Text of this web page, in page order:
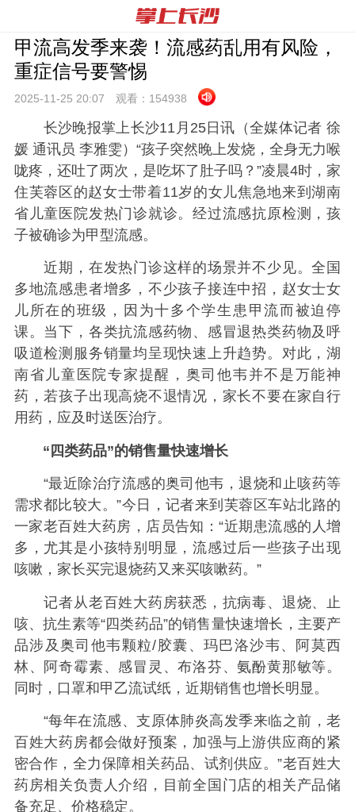
甲流高发季来袭！流感药乱用有风险，
重症信号要警惕
2025-11-25 20:07 观看： 154938
长沙晚报掌上长沙11月25日讯（全媒体记者 徐
媛 通讯员 李雅雯）“孩子突然晚上发烧，全身无力喉
咙疼，还吐了两次，是吃坏了肚子吗？”凌晨4时，家
住芙蓉区的赵女士带着11岁的女儿焦急地来到湖南
省儿童医院发热门诊就诊。经过流感抗原检测，孩
子被确诊为甲型流感。
近期，在发热门诊这样的场景并不少见。全国
多地流感患者增多，不少孩子接连中招，赵女士女
儿所在的班级，因为十多个学生患甲流而被迫停
课。当下，各类抗流感药物、感冒退热类药物及呼
吸道检测服务销量均呈现快速上升趋势。对此，湖
南省儿童医院专家提醒，奥司他韦并不是万能神
药，若孩子出现高烧不退情况，家长不要在家自行
用药，应及时送医治疗。
“四类药品”的销售量快速增长
“最近除治疗流感的奥司他韦，退烧和止咳药等
需求都比较大。”今日，记者来到芙蓉区车站北路的
一家老百姓大药房，店员告知：“近期患流感的人增
多，尤其是小孩特别明显，流感过后一些孩子出现
咳嗽，家长买完退烧药又来买咳嗽药。”
记者从老百姓大药房获悉，抗病毒、退烧、止
咳、抗生素等“四类药品”的销售量快速增长，主要产
品涉及奥司他韦颗粒/胶囊、玛巴洛沙韦、阿莫西
林、阿奇霉素、感冒灵、布洛芬、氨酚黄那敏等。
同时，口罩和甲乙流试纸，近期销售也增长明显。
“每年在流感、支原体肺炎高发季来临之前，老
百姓大药房都会做好预案，加强与上游供应商的紧
密合作，全力保障相关药品、试剂供应。”老百姓大
药房相关负责人介绍，目前全国门店的相关产品储
备充足、价格稳定。